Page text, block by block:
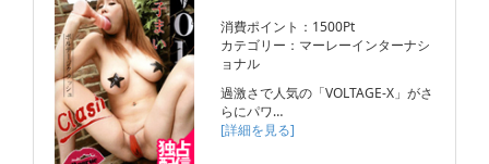
消費ポイント：1500Pt
カテゴリー：マーレーインターナシ
ョナル
過激さで人気の「VOLTAGE-X」がさ
らにパワ…
[詳細を見る]